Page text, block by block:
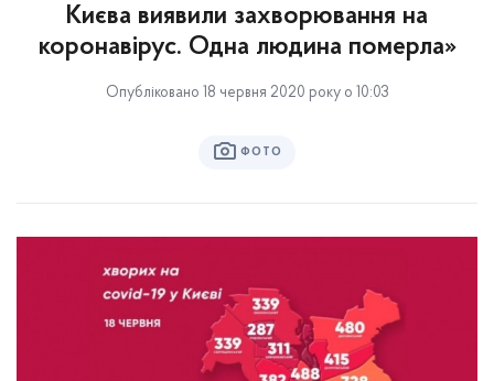
Києва виявили захворювання на
коронавірус. Одна людина померла»
Опубліковано 18 червня 2020 року о 10:03
ФОТО